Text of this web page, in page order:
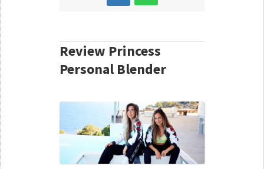
Review Princess
Personal Blender